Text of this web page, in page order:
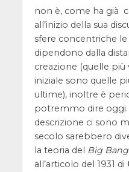
non è, come ha già
all’inizio della sua
sfere concentriche
dipendono dalla
creazione (quelle più
iniziale sono quelle
ultime), inoltre è
potremmo dire
descrizione ci sono
secolo sarebbero
la teoria del Big Bang
all’articolo del 1931 di